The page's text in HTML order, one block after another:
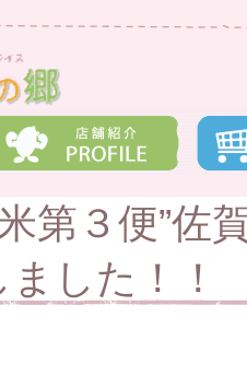
第３便”佐
した！！